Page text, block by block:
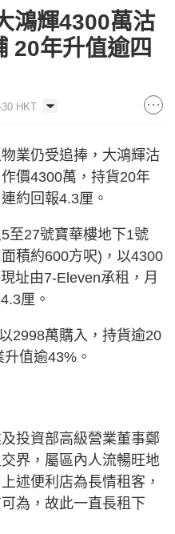
鴻輝4300萬沽
20年升值逾四
HKT
業仍受追捧，大鴻輝沽
價4300萬，持貨20年
約回報4.3厘。
至27號寶華樓地下1號
積約600方呎)，以4300
址由7-Eleven承租，月
厘。
2998萬購入，持貨逾20
值逾43%。
投資部高級營業董事鄭
界，屬區內人流暢旺地
述便利店為長情租客，
為，故此一直長租下